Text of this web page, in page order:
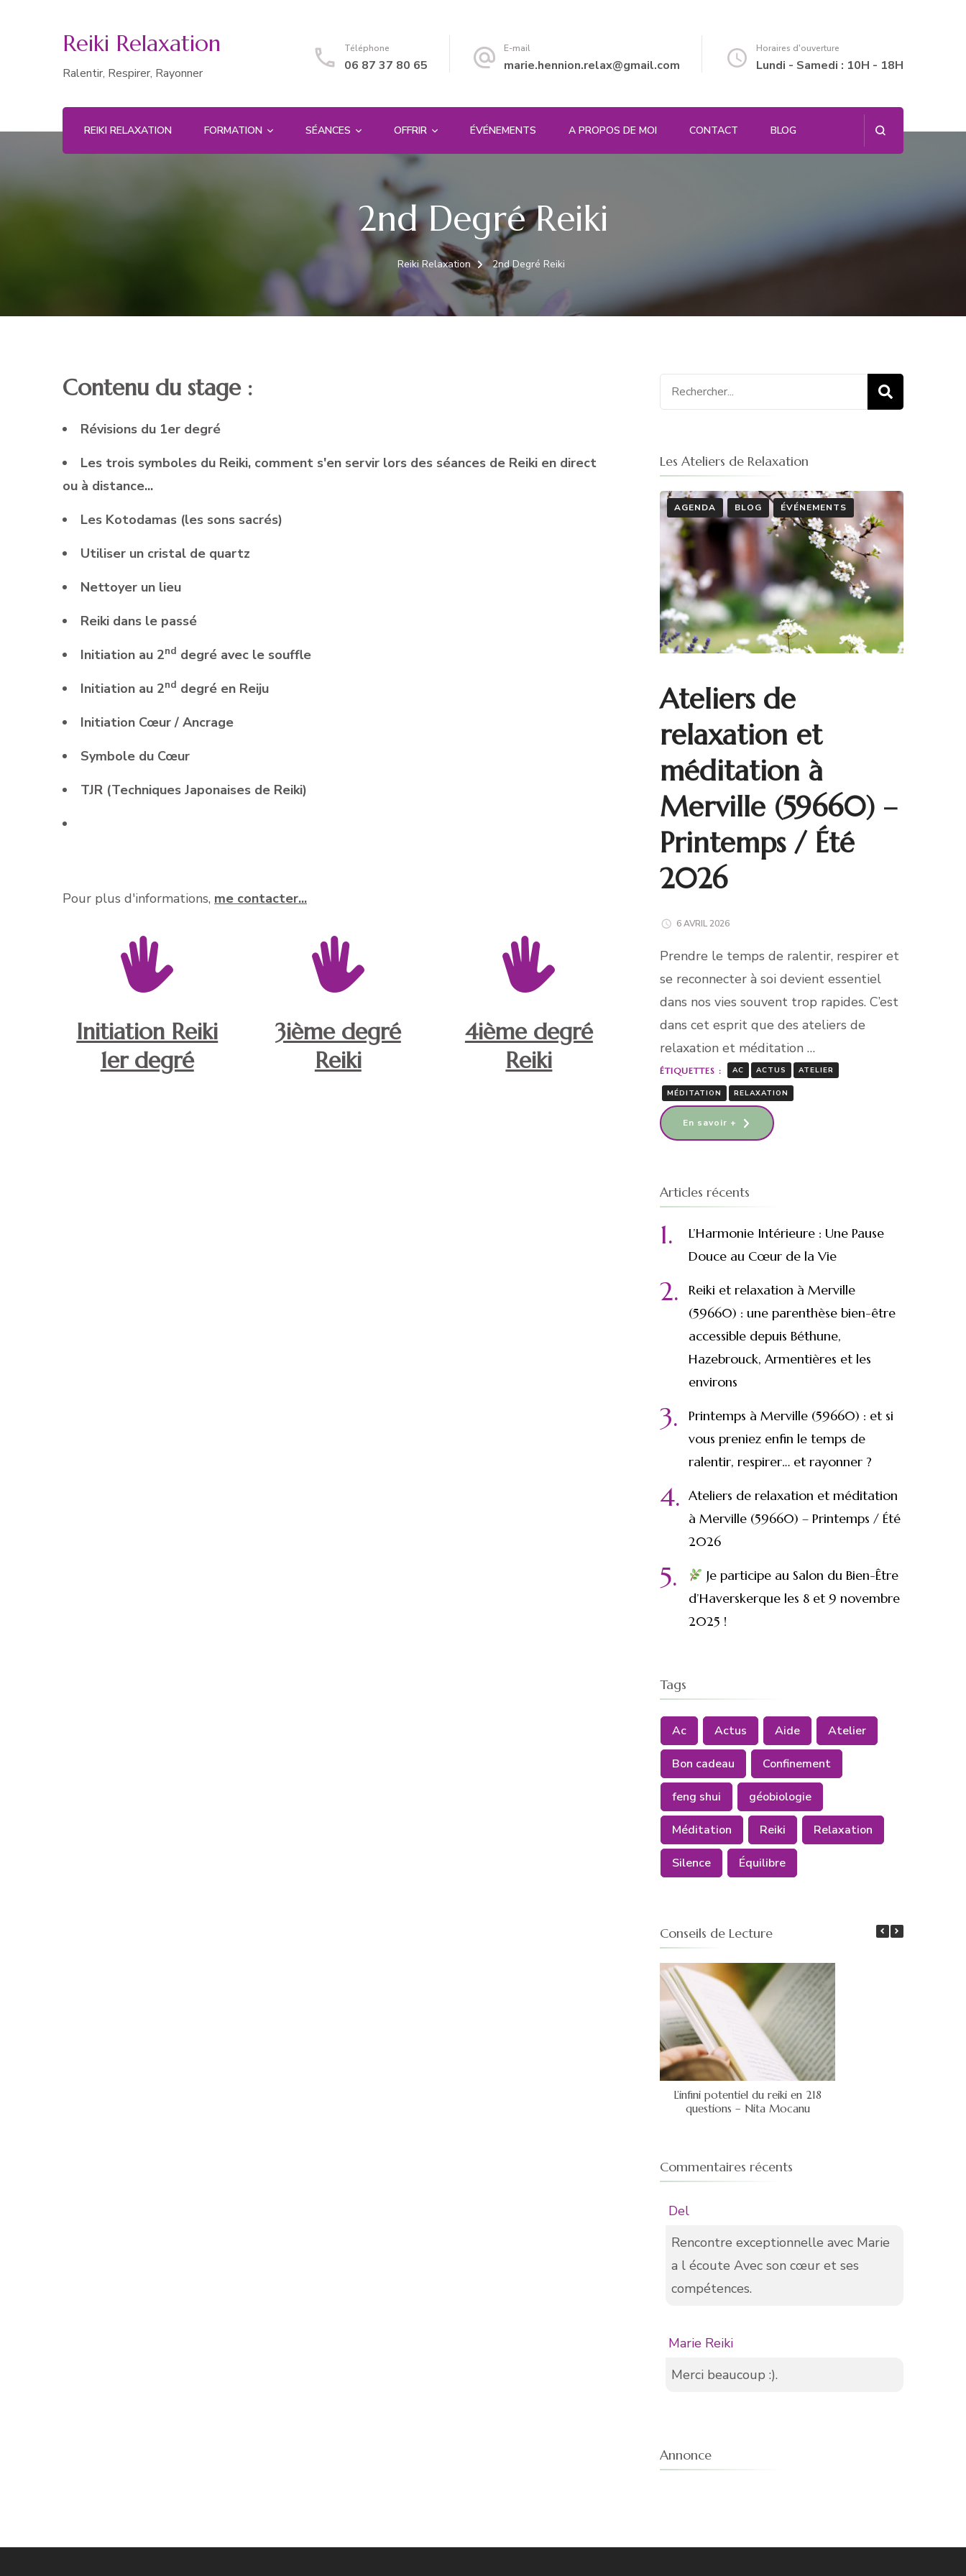
Reiki Relaxation
Ralentir, Respirer, Rayonner
Téléphone
06 87 37 80 65
E-mail
marie.hennion.relax@gmail.com
Horaires d'ouverture
Lundi - Samedi : 10H - 18H
REIKI RELAXATION FORMATION SÉANCES OFFRIR ÉVÉNEMENTS A PROPOS DE MOI CONTACT BLOG
2nd Degré Reiki
Reiki Relaxation 2nd Degré Reiki
Contenu du stage :
Révisions du 1er degré
Les trois symboles du Reiki, comment s'en servir lors des séances de Reiki en direct
ou à distance...
Les Kotodamas (les sons sacrés)
Utiliser un cristal de quartz
Nettoyer un lieu
Reiki dans le passé
Initiation au 2nd degré avec le souffle
Initiation au 2nd degré en Reiju
Initiation Cœur / Ancrage
Symbole du Cœur
TJR (Techniques Japonaises de Reiki)
Pour plus d'informations, me contacter...
Initiation Reiki
1er degré
3ième degré
Reiki
4ième degré
Reiki
Recherche
pour
Les Ateliers de Relaxation
AGENDA BLOG ÉVÉNEMENTS
Ateliers de
relaxation et
méditation à
Merville (59660) –
Printemps / Été
2026
6 AVRIL 2026
Prendre le temps de ralentir, respirer et
se reconnecter à soi devient essentiel
dans nos vies souvent trop rapides. C’est
dans cet esprit que des ateliers de
relaxation et méditation …
ÉTIQUETTES : AC ACTUS ATELIER
MÉDITATION RELAXATION
En savoir +
Articles récents
L’Harmonie Intérieure : Une Pause
Douce au Cœur de la Vie
Reiki et relaxation à Merville
(59660) : une parenthèse bien-être
accessible depuis Béthune,
Hazebrouck, Armentières et les
environs
Printemps à Merville (59660) : et si
vous preniez enfin le temps de
ralentir, respirer… et rayonner ?
Ateliers de relaxation et méditation
à Merville (59660) – Printemps / Été
2026
Je participe au Salon du Bien-Être
d’Haverskerque les 8 et 9 novembre
2025 !
Tags
Ac Actus Aide Atelier
Bon cadeau Confinement
feng shui géobiologie
Méditation Reiki Relaxation
Silence Équilibre
Conseils de Lecture
L’infini potentiel du reiki en 218
questions – Nita Mocanu
Commentaires récents
Del
Rencontre exceptionnelle avec Marie
a l écoute Avec son cœur et ses
compétences.
Marie Reiki
Merci beaucoup :).
Annonce